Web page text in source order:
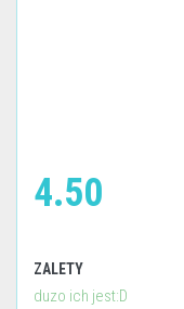
4.50
ZALETY
duzo ich jest:D